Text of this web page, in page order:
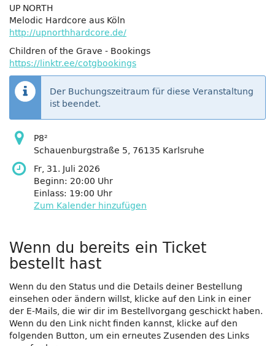
UP NORTH
Melodic Hardcore aus Köln
http://upnorthhardcore.de/
Children of the Grave - Bookings
https://linktr.ee/cotgbookings
Der Buchungszeitraum für diese Veranstaltung
ist beendet.
P8²
Schauenburgstraße 5, 76135 Karlsruhe
Fr, 31. Juli 2026
Beginn: 20:00 Uhr
Einlass: 19:00 Uhr
Zum Kalender hinzufügen
Wenn du bereits ein Ticket
bestellt hast
Wenn du den Status und die Details deiner Bestellung
einsehen oder ändern willst, klicke auf den Link in einer
der E-Mails, die wir dir im Bestellvorgang geschickt haben.
Wenn du den Link nicht finden kannst, klicke auf den
folgenden Button, um ein erneutes Zusenden des Links